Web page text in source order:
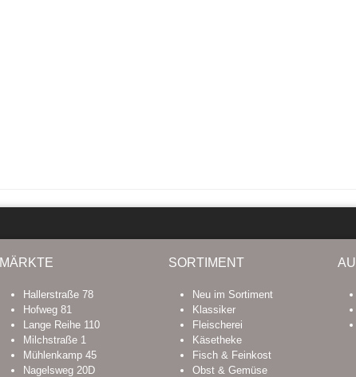
MÄRKTE
Hallerstraße 78
Hofweg 81
Lange Reihe 110
Milchstraße 1
Mühlenkamp 45
Nagelsweg 20D
SORTIMENT
Neu im Sortiment
Klassiker
Fleischerei
Käsetheke
Fisch & Feinkost
Obst & Gemüse